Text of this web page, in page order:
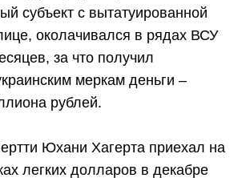
субъект с вытатуированной
околачивался в рядах ВСУ
за что получил
меркам деньги –
рублей.
Юхани Хагерта приехал на
легких долларов в декабре